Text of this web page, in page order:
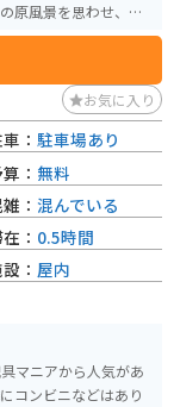
原風景を思わせ、素
お気に入り
マニアから人気があ
コンビニなどはあり
： 駐車場あり
： 無料
： 混んでいる
： 0.5時間
： 屋内